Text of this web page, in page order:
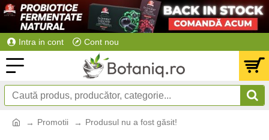
Intra in cont Cont nou
Promotii Produsul nu a fost găsit!